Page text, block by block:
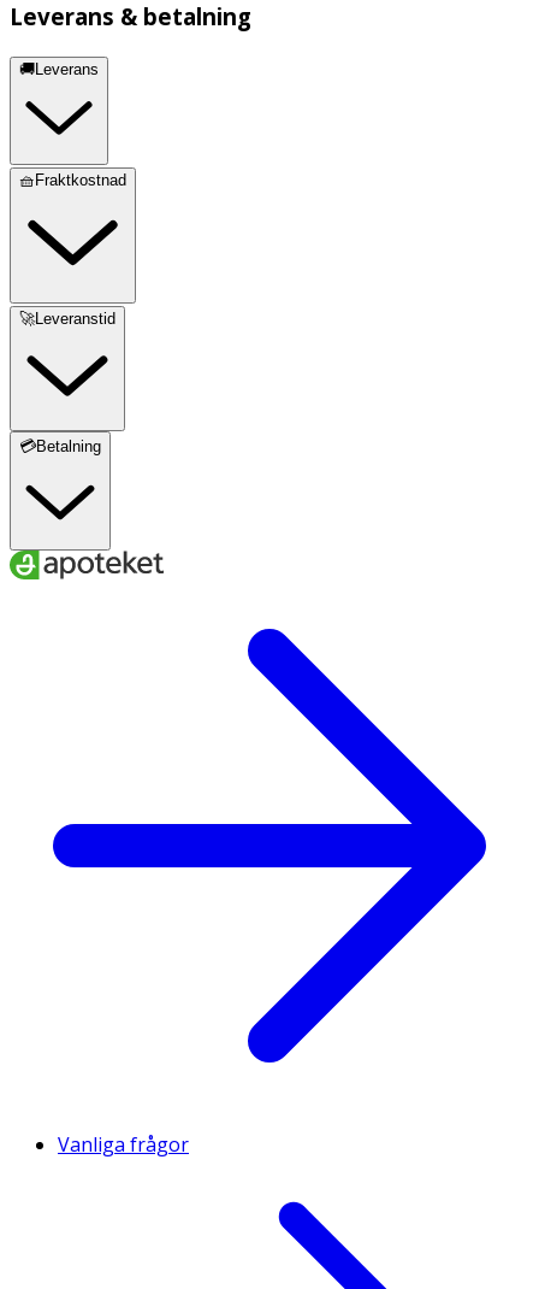
Leverans & betalning
🚚Leverans
🧺Fraktkostnad
🚀Leveranstid
💳Betalning
Vanliga frågor